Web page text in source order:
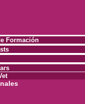
Formación